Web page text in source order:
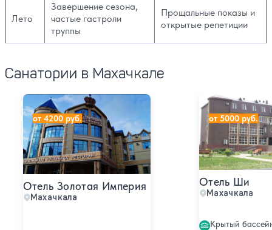
Лето
Завершение сезона,
частые гастроли
труппы
Прощальные показы и
открытые репетиции
Санатории в Махачкале
Отель Золотая Империя
Махачкала
Отель Золотая Империя
от 4200 руб.
Отель Ши
Махачкала
Крытый
Отель Ши
от 5000 руб.